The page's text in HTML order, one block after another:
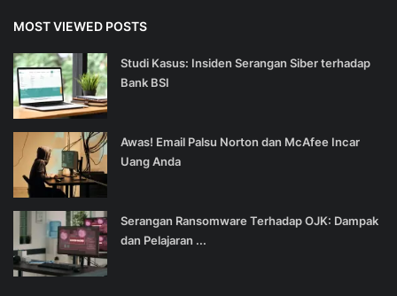
MOST VIEWED POSTS
Studi Kasus: Insiden Serangan Siber terhadap
Bank BSI
Awas! Email Palsu Norton dan McAfee Incar
Uang Anda
Serangan Ransomware Terhadap OJK: Dampak
dan Pelajaran ...